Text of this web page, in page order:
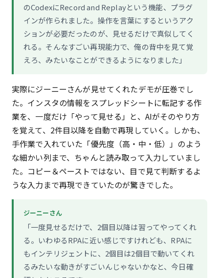
のCodexにRecord and Replayという機能、プラグ
インが作られました。操作を言葉にするというアク
ションが必要だったのが、見せるだけで真似してく
れる。そんなすごい再現能力で、俺の背中を見て覚
えろ、みたいなことができるようになりました」
実際にジーニーさんが見せてくれたデモが圧巻でし
た。インスタの情報をスプレッドシートに転記する作
業を、一度だけ「やって見せる」と、AIがそのやり方
を覚えて、2件目以降を自動で再現していく。しかも、
手作業で入れていた「優先度（高・中・低）」のよう
な細かい列まで、ちゃんと読み取って入力していまし
た。コピー＆ペーストではない、目で見て判断するよ
うな入力まで再現できていたのが驚きでした。
ジーニーさん
「一度見せるだけで、2個目以降は習ってやってくれ
る。いわゆるRPAに近い感じですけれども、RPAに
もインテリジェントに、2個目は2個目で動いてくれ
るみたいな動きがすごいんじゃないかなと、今日確